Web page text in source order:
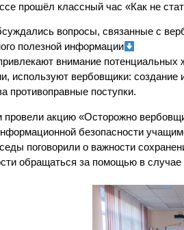
прошёл классный час «Как не
вопросы, связанные с
полезной информации
внимание
используют вербовщики:
противоправные поступки.
провели акцию «Осторожно
безопасности
поговорили о важности
обращаться за помощью в